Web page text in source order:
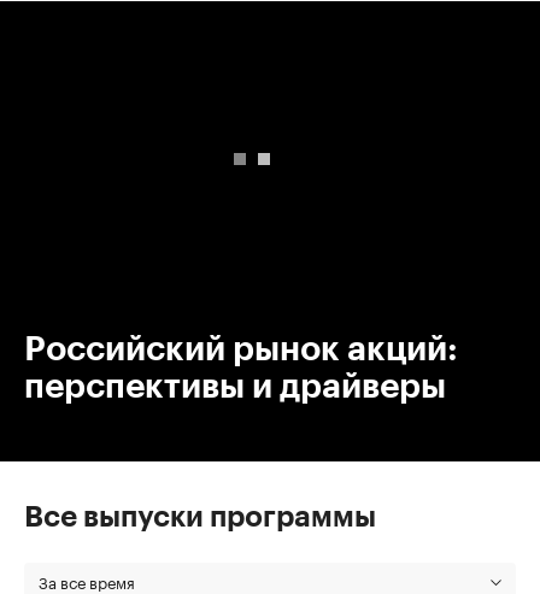
Российский рынок акций:
перспективы и драйверы
Все выпуски программы
За все время